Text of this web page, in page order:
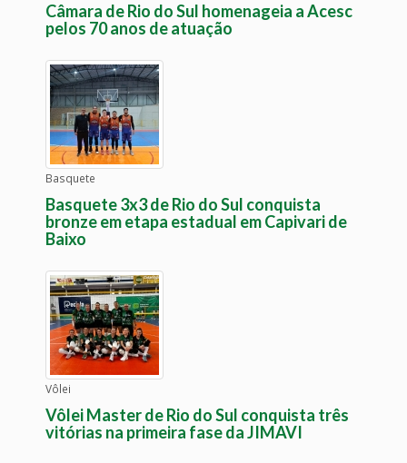
Câmara de Rio do Sul homenageia a Acesc
pelos 70 anos de atuação
Basquete
Basquete 3x3 de Rio do Sul conquista
bronze em etapa estadual em Capivari de
Baixo
Vôlei
Vôlei Master de Rio do Sul conquista três
vitórias na primeira fase da JIMAVI